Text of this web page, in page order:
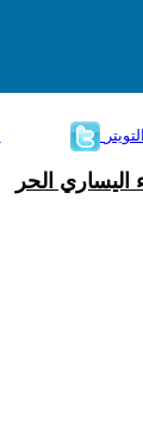
التويتر
اليساري الحر